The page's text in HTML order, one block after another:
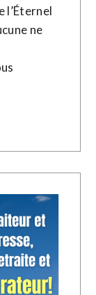
l’Éternel
ne